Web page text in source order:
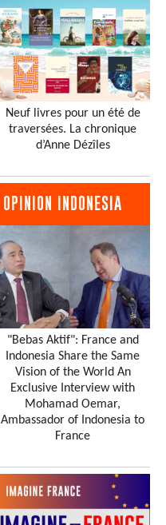
Neuf livres pour un été de
traversées. La chronique
d’Anne Dézîles
OPINION INDONESIA
"Bebas Aktif": France and
Indonesia Share the Same
Vision of the World An
Exclusive Interview with
Mohamad Oemar,
Ambassador of Indonesia to
France